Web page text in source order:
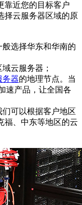
靠近您的目标客户
择云服务器区域的原
选择华东和华南的
云服务器；
务器的地理节点。当
速产品，让全国各
可以根据客户地区
福、中东等地区的云